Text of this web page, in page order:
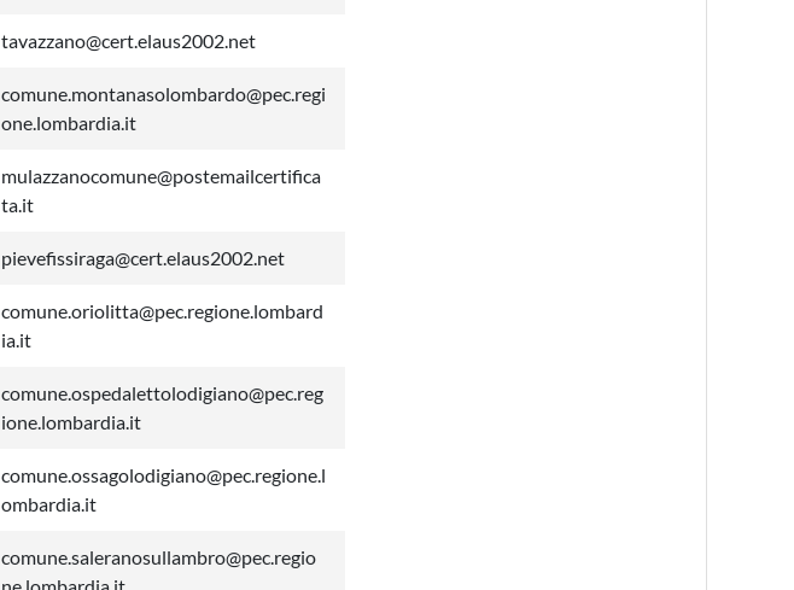
tavazzano@cert.elaus2002.net
comune.montanasolombardo@pec.regi
one.lombardia.it
mulazzanocomune@postemailcertifica
ta.it
pievefissiraga@cert.elaus2002.net
comune.oriolitta@pec.regione.lombard
ia.it
comune.ospedalettolodigiano@pec.reg
ione.lombardia.it
comune.ossagolodigiano@pec.regione.l
ombardia.it
comune.saleranosullambro@pec.regio